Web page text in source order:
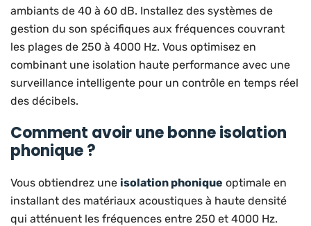
ambiants de 40 à 60 dB. Installez des systèmes de
gestion du son spécifiques aux fréquences couvrant
les plages de 250 à 4000 Hz. Vous optimisez en
combinant une isolation haute performance avec une
surveillance intelligente pour un contrôle en temps réel
des décibels.
Comment avoir une bonne isolation
phonique ?
Vous obtiendrez une isolation phonique optimale en
installant des matériaux acoustiques à haute densité
qui atténuent les fréquences entre 250 et 4000 Hz.